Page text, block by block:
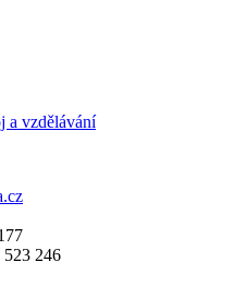
a vzdělávání
523 246